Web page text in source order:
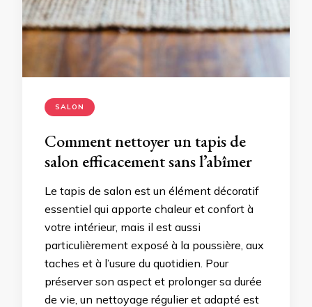
SALON
Comment nettoyer un tapis de
salon efficacement sans l’abîmer
Le tapis de salon est un élément décoratif
essentiel qui apporte chaleur et confort à
votre intérieur, mais il est aussi
particulièrement exposé à la poussière, aux
taches et à l’usure du quotidien. Pour
préserver son aspect et prolonger sa durée
de vie, un nettoyage régulier et adapté est